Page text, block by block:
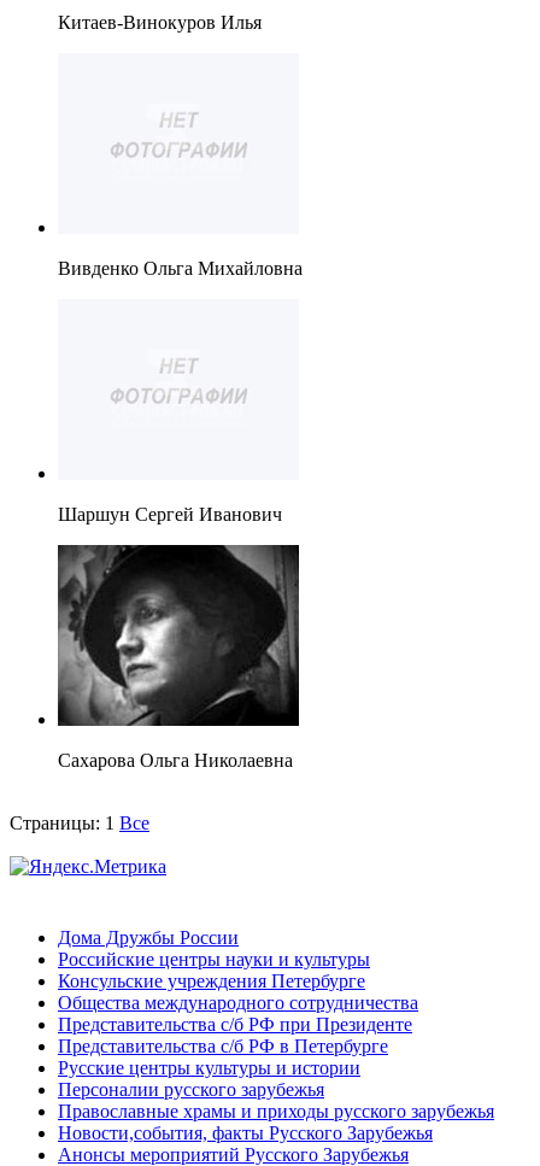
Китаев-Винокуров Илья
Вивденко Ольга Михайловна
Шаршун Сергей Иванович
Сахарова Ольга Николаевна
Страницы: 1 Все
Дома Дружбы России
Российские центры науки и культуры
Консульские учреждения Петербурге
Общества международного сотрудничества
Представительства с/б РФ при Президенте
Представительства с/б РФ в Петербурге
Русские центры культуры и истории
Персоналии русского зарубежья
Православные храмы и приходы русского зарубежья
Новости,события, факты Русского Зарубежья
Анонсы мероприятий Русского Зарубежья